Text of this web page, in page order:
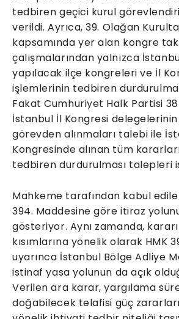
tedbiren geçici kurul
verildi. Ayrıca, 39. Olağan
kapsamında yer alan kongre
çalışmalarından yalnızca
yapılacak ilçe kongreleri ve İl
işlemlerinin tedbiren
Fakat Cumhuriyet Halk Partisi
İstanbul İl Kongresi
görevden alınmaları talebi ile
Kongresinde alınan tüm
tedbiren durdurulması talepleri
Mahkeme tarafından kabul
394. Maddesine göre itiraz
gösteriyor. Aynı zamanda,
kısımlarına yönelik olarak HMK
uyarınca İstanbul Bölge Adliye
istinaf yasa yolunun da açık
Verilen ara karar, yargılama
doğabilecek telafisi güç